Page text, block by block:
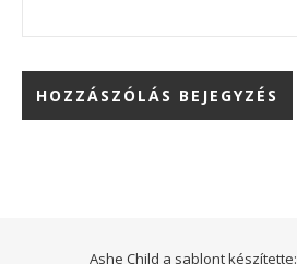
Ashe Child a sablont készítette: